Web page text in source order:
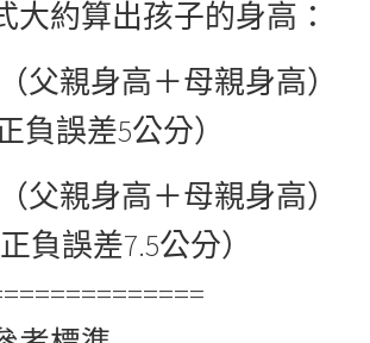
大約算出孩子的身高：
父親身高＋母親身高）
負誤差5公分）
父親身高＋母親身高）
負誤差7.5公分）